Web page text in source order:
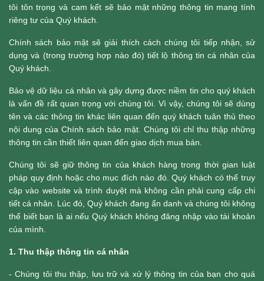
tôi tôn trọng và cam kết sẽ bảo mật những thông tin mang tính
riêng tư của Quý khách.
Chính sách bảo mật sẽ giải thích cách chúng tôi tiếp nhận, sử
dụng và (trong trường hợp nào đó) tiết lộ thông tin cá nhân của
Quý khách.
Bảo vệ dữ liệu cá nhân và gây dựng được niềm tin cho quý khách
là vấn đề rất quan trọng với chúng tôi. Vì vậy, chúng tôi sẽ dùng
tên và các thông tin khác liên quan đến quý khách tuân thủ theo
nội dung của Chính sách bảo mật. Chúng tôi chỉ thu thập những
thông tin cần thiết liên quan đến giao dịch mua bán.
Chúng tôi sẽ giữ thông tin của khách hàng trong thời gian luật
pháp quy định hoặc cho mục đích nào đó. Quý khách có thể truy
cập vào website và trình duyệt mà không cần phải cung cấp chi
tiết cá nhân. Lúc đó, Quý khách đang ẩn danh và chúng tôi không
thể biết bạn là ai nếu Quý khách không đăng nhập vào tài khoản
của mình.
1. Thu thập thông tin cá nhân
- Chúng tôi thu thập, lưu trữ và xử lý thông tin của bạn cho quá